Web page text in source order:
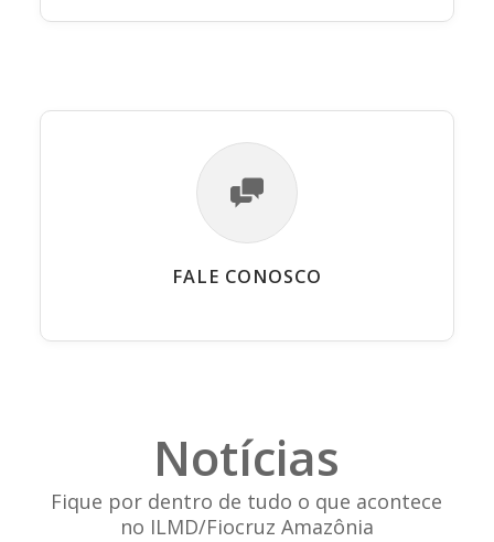
FALE CONOSCO
Notícias
Fique por dentro de tudo o que acontece
no ILMD/Fiocruz Amazônia